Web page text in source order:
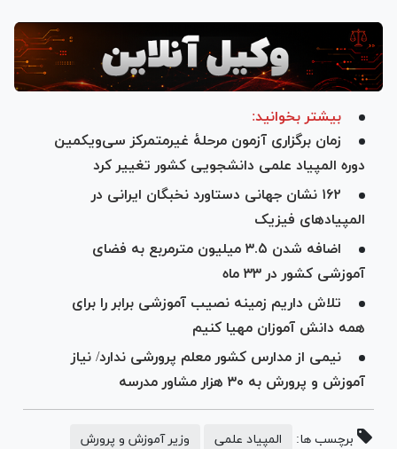
بیشتر بخوانید:
زمان برگزاری آزمون مرحلۀ غیرمتمرکز سی‌ویکمین
دوره المپیاد علمی دانشجویی کشور تغییر کرد
۱۶۲ نشان جهانی دستاورد نخبگان ایرانی در
المپیاد‌های فیزیک
اضافه شدن ۳.۵ میلیون مترمربع به فضای
آموزشی کشور در ۳۳ ماه
تلاش داریم زمینه نصیب آموزشی برابر را برای
همه دانش آموزان مهیا کنیم
نیمی از مدارس کشور معلم پرورشی ندارد/ نیاز
آموزش و پرورش به ۳۰ هزار مشاور مدرسه
برچسب ها: المپیاد علمی وزیر آموزش و پرورش